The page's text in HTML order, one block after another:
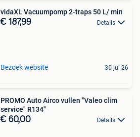
vidaXL Vacuumpomp 2-traps 50 L/ min
€ 187,99 Details
Bezoek website 30 jul 26
PROMO Auto Airco vullen "Valeo clim
service" R134"
€ 60,00 Details